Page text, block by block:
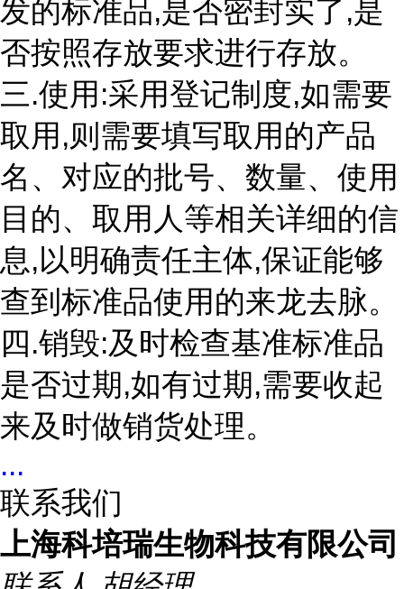
发的标准品,是否密封实了,是
否按照存放要求进行存放。
三.使用:采用登记制度,如需要
取用,则需要填写取用的产品
名、对应的批号、数量、使用
目的、取用人等相关详细的信
息,以明确责任主体,保证能够
查到标准品使用的来龙去脉。
四.销毁:及时检查基准标准品
是否过期,如有过期,需要收起
来及时做销货处理。
...
联系我们
上海科培瑞生物科技有限公司